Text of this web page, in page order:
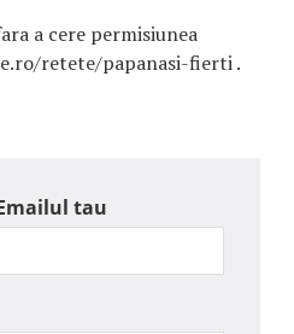
a cere permisiunea
retete/papanasi-fierti .
tau